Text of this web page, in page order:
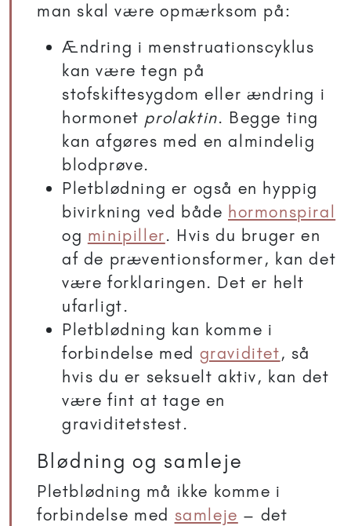
man skal være opmærksom på:
Ændring i menstruationscyklus
kan være tegn på
stofskiftesygdom eller ændring i
hormonet prolaktin. Begge ting
kan afgøres med en almindelig
blodprøve.
Pletblødning er også en hyppig
bivirkning ved både hormonspiral
og minipiller. Hvis du bruger en
af de præventionsformer, kan det
være forklaringen. Det er helt
ufarligt.
Pletblødning kan komme i
forbindelse med graviditet, så
hvis du er seksuelt aktiv, kan det
være fint at tage en
graviditetstest.
Blødning og samleje
Pletblødning må ikke komme i
forbindelse med samleje – det